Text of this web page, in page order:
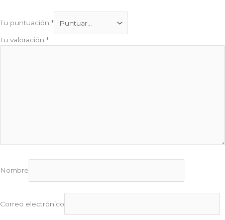
Tu puntuación *
Tu valoración *
Nombre
Correo electrónico